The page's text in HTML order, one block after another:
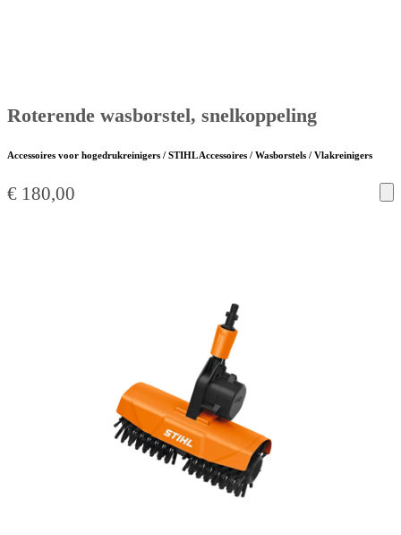
Roterende wasborstel, snelkoppeling
Accessoires voor hogedrukreinigers / STIHL Accessoires / Wasborstels / Vlakreinigers
€ 180,00